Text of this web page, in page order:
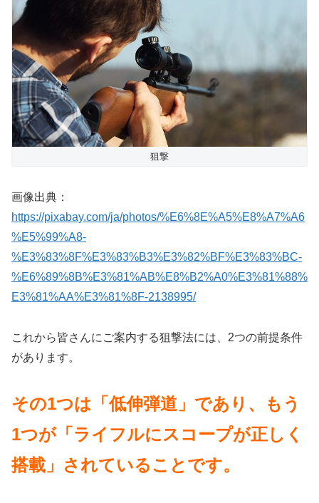
狙撃
画像出典：
https://pixabay.com/ja/photos/%E6%8E%A5%E8%A7%A6
%E5%99%A8-
%E3%83%8F%E3%83%B3%E3%82%BF%E3%83%BC-
%E6%89%8B%E3%81%AB%E8%B2%A0%E3%81%88%
E3%81%AA%E3%81%8F-2138995/
これから皆さんにご案内する狙撃法には、2つの前提条件
があります。
その1つは「低伸弾道」であり、もう
1つが「ライフルにスコープが正しく
搭載」されていることです。